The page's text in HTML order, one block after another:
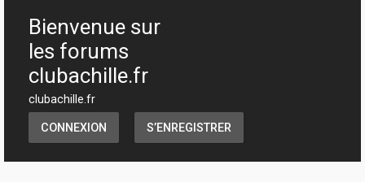
Bienvenue sur
les forums
clubachille.fr
clubachille.fr
CONNEXION S’ENREGISTRER